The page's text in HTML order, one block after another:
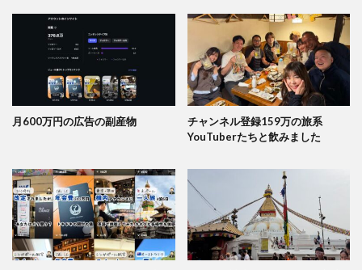
月600万円の広告の副産物
チャンネル登録159万の旅系
YouTuberたちと飲みました